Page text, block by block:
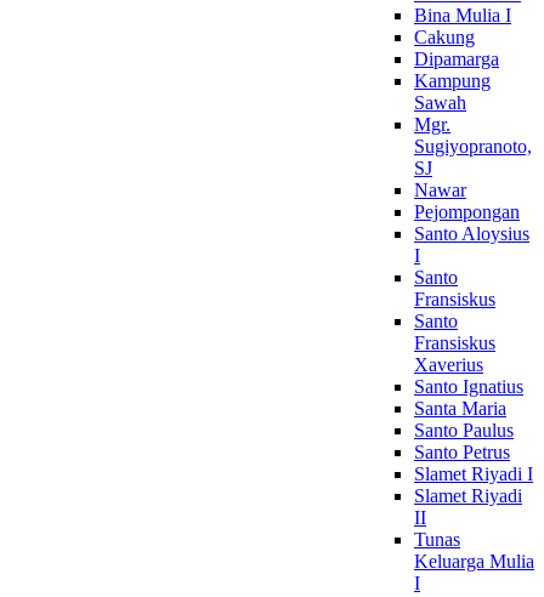
Bina Mulia I
Cakung
Dipamarga
Kampung
Sawah
Mgr.
Sugiyopranoto,
SJ
Nawar
Pejompongan
Santo Aloysius
I
Santo
Fransiskus
Santo
Fransiskus
Xaverius
Santo Ignatius
Santa Maria
Santo Paulus
Santo Petrus
Slamet Riyadi I
Slamet Riyadi
II
Tunas
Keluarga Mulia
I